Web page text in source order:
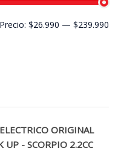
Precio: $26.990 — $239.990
ORIGINAL
UP - SCORPIO 2.2CC